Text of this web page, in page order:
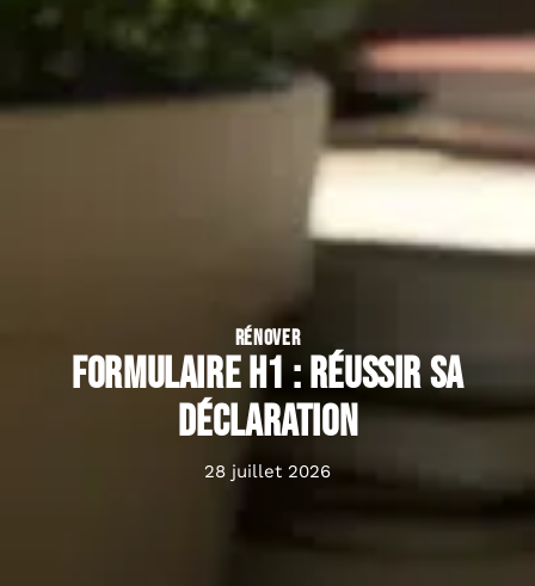
RÉNOVER
Formulaire h1 : réussir sa
déclaration
28 juillet 2026